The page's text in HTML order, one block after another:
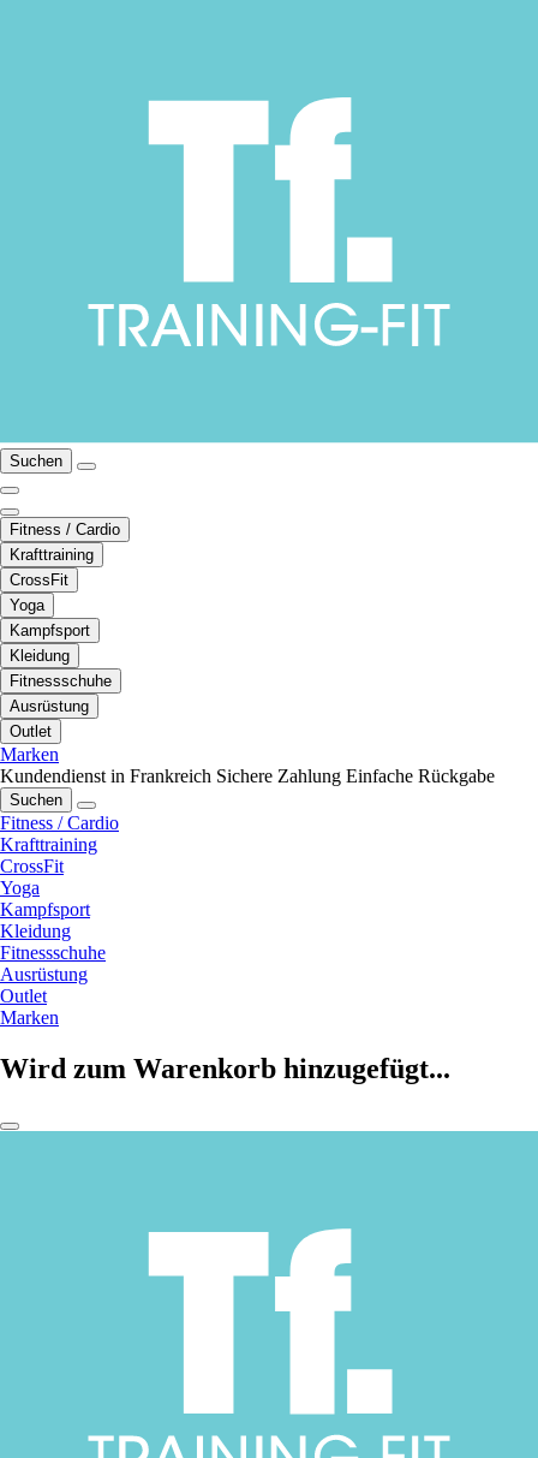
Suchen
Fitness / Cardio
Krafttraining
CrossFit
Yoga
Kampfsport
Kleidung
Fitnessschuhe
Ausrüstung
Outlet
Marken
Kundendienst in Frankreich Sichere Zahlung Einfache Rückgabe
Suchen
Fitness / Cardio
Krafttraining
CrossFit
Yoga
Kampfsport
Kleidung
Fitnessschuhe
Ausrüstung
Outlet
Marken
Wird zum Warenkorb hinzugefügt...